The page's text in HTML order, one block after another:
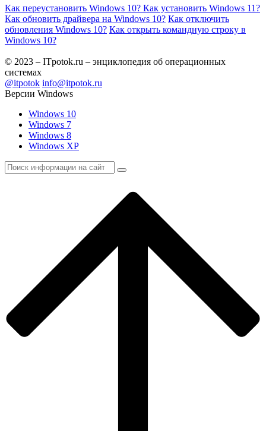
Как переустановить Windows 10? Как установить Windows 11?
Как обновить драйвера на Windows 10? Как отключить
обновления Windows 10? Как открыть командную строку в
Windows 10?
© 2023 – ITpotok.ru – энциклопедия об операционных
системах
@itpotok info@itpotok.ru
Версии Windows
Windows 10
Windows 7
Windows 8
Windows XP